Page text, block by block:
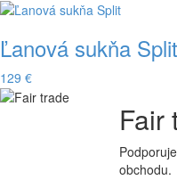
Ľanová sukňa Split
129 €
Fair
obchodu.